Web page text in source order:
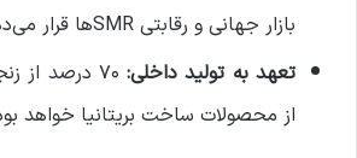
بازار جهانی و رقابتی SMRها قرار می‌دهد.
تعهد به تولید داخلی:
۷۰ درصد از
از محصولات ساخت بریتانیا خواهد